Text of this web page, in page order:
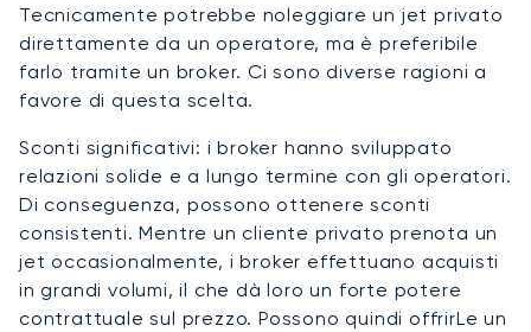
Tecnicamente potrebbe noleggiare un jet privato
direttamente da un operatore, ma è preferibile
farlo tramite un broker. Ci sono diverse ragioni a
favore di questa scelta.
Sconti significativi: i broker hanno sviluppato
relazioni solide e a lungo termine con gli operatori.
Di conseguenza, possono ottenere sconti
consistenti. Mentre un cliente privato prenota un
jet occasionalmente, i broker effettuano acquisti
in grandi volumi, il che dà loro un forte potere
contrattuale sul prezzo. Possono quindi offrirLe un